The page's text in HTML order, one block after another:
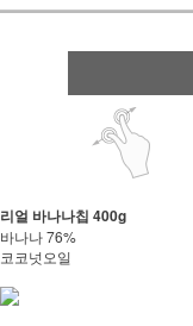
리얼 바나나칩 400g
바나나 76%
코코넛오일